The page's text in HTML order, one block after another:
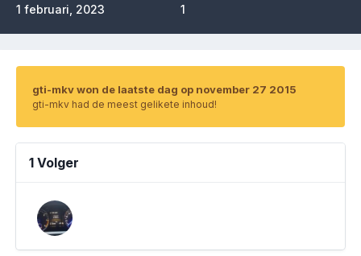
1 februari, 2023 1
gti-mkv won de laatste dag op november 27 2015
gti-mkv had de meest gelikete inhoud!
1 Volger